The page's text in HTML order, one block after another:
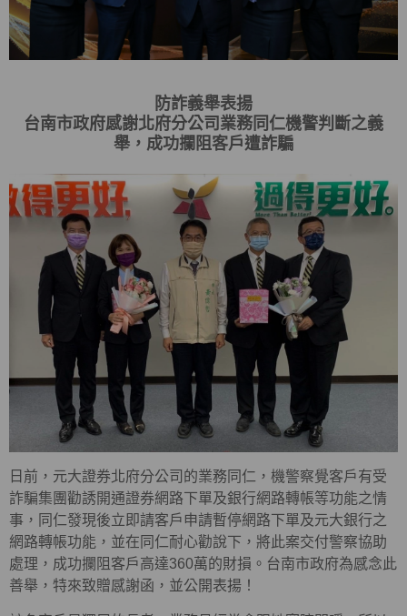
防詐義舉表揚
台南市政府感謝北府分公司業務同仁機警判斷之義
舉，成功攔阻客戶遭詐騙
日前，元大證券北府分公司的業務同仁，機警察覺客戶有受
詐騙集團勸誘開通證券網路下單及銀行網路轉帳等功能之情
事，同仁發現後立即請客戶申請暫停網路下單及元大銀行之
網路轉帳功能，並在同仁耐心勸說下，將此案交付警察協助
處理，成功攔阻客戶高達360萬的財損。台南市政府為感念此
善舉，特來致贈感謝函，並公開表揚！